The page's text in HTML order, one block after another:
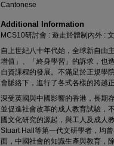
Cantonese
Additional Information
MCS10研討會 : 遊走於體制內外 :
自上世紀八十年代始，全球新自由
增值」、「終身學習」的訴求，也
自資課程的發展。不滿足於正規學
會脈絡下，進行了各式各樣的跨越
深受英國與中國影響的香港，長期
並促進社會改革的成人教育試驗，
國文化研究的源起，與工人及成人
Stuart Hall等第一代文研學者，均
面，中國社會的知識生產與教育，